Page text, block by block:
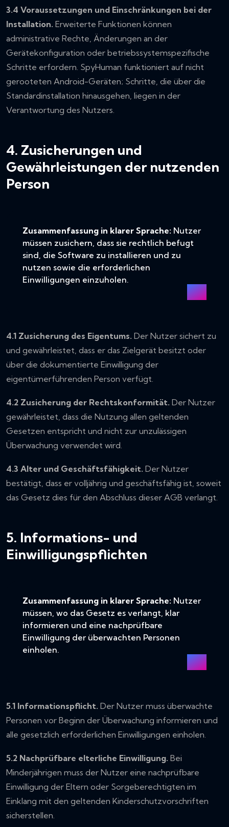
3.4 Voraussetzungen und Einschränkungen bei der
Installation. Erweiterte Funktionen können
administrative Rechte, Änderungen an der
Gerätekonfiguration oder betriebssystemspezifische
Schritte erfordern. SpyHuman funktioniert auf nicht
gerooteten Android-Geräten; Schritte, die über die
Standardinstallation hinausgehen, liegen in der
Verantwortung des Nutzers.
4. Zusicherungen und
Gewährleistungen der nutzenden
Person
Zusammenfassung in klarer Sprache: Nutzer
müssen zusichern, dass sie rechtlich befugt
sind, die Software zu installieren und zu
nutzen sowie die erforderlichen
Einwilligungen einzuholen.
4.1 Zusicherung des Eigentums. Der Nutzer sichert zu
und gewährleistet, dass er das Zielgerät besitzt oder
über die dokumentierte Einwilligung der
eigentümerführenden Person verfügt.
4.2 Zusicherung der Rechtskonformität. Der Nutzer
gewährleistet, dass die Nutzung allen geltenden
Gesetzen entspricht und nicht zur unzulässigen
Überwachung verwendet wird.
4.3 Alter und Geschäftsfähigkeit. Der Nutzer
bestätigt, dass er volljährig und geschäftsfähig ist, soweit
das Gesetz dies für den Abschluss dieser AGB verlangt.
5. Informations- und
Einwilligungspflichten
Zusammenfassung in klarer Sprache: Nutzer
müssen, wo das Gesetz es verlangt, klar
informieren und eine nachprüfbare
Einwilligung der überwachten Personen
einholen.
5.1 Informationspflicht. Der Nutzer muss überwachte
Personen vor Beginn der Überwachung informieren und
alle gesetzlich erforderlichen Einwilligungen einholen.
5.2 Nachprüfbare elterliche Einwilligung. Bei
Minderjährigen muss der Nutzer eine nachprüfbare
Einwilligung der Eltern oder Sorgeberechtigten im
Einklang mit den geltenden Kinderschutzvorschriften
sicherstellen.